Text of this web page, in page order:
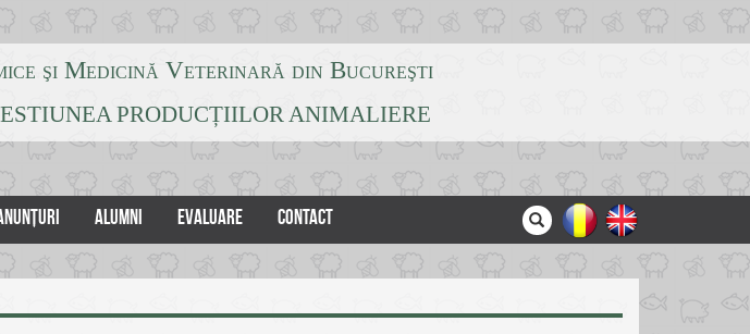
şi Medicină Veterinară din Bucureşti
PRODUCȚIILOR ANIMALIERE
ALUMNI EVALUARE CONTACT